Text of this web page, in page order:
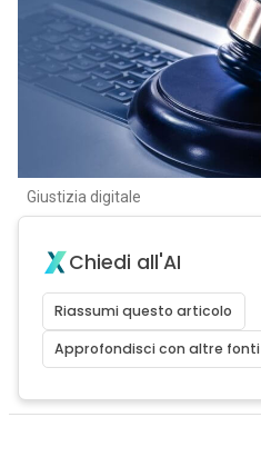
Giustizia digitale
Chiedi all'AI
Riassumi questo articolo
Approfondisci con altre fonti